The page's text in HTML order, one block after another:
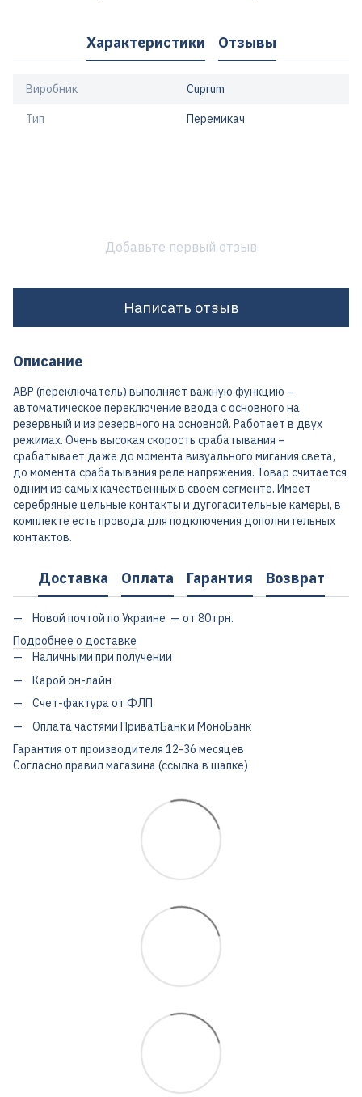
Характеристики Отзывы
Виробник Cuprum
Тип Перемикач
Добавьте первый отзыв
Написать отзыв
Описание
АВР (переключатель) выполняет важную функцию –
автоматическое переключение ввода с основного на
резервный и из резервного на основной. Работает в двух
режимах. Очень высокая скорость срабатывания –
срабатывает даже до момента визуального мигания света,
до момента срабатывания реле напряжения. Товар считается
одним из самых качественных в своем сегменте. Имеет
серебряные цельные контакты и дугогасительные камеры, в
комплекте есть провода для подключения дополнительных
контактов.
Доставка Оплата Гарантия Возврат
Новой почтой по Украине — от 80 грн.
Подробнее о доставке
Наличными при получении
Карой он-лайн
Счет-фактура от ФЛП
Оплата частями ПриватБанк и МоноБанк
Гарантия от производителя 12-36 месяцев
Согласно правил магазина (ссылка в шапке)